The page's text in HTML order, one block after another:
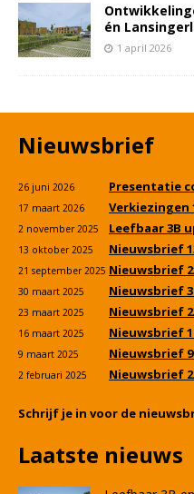
én
1 april 2026
Nieuwsbrief
26 juni 2026 Presentatie
17 maart 2026 Verkiezingen
2 november 2025 Leefbaar 3B
13 oktober 2025 Nieuwsbrief
21 september 2025 Nieuwsbrief
30 maart 2025 Nieuwsbrief
23 maart 2025 Nieuwsbrief
16 maart 2025 Nieuwsbrief
9 maart 2025 Nieuwsbrief
2 februari 2025 Nieuwsbrief
Schrijf je in voor de
Laatste nieuws